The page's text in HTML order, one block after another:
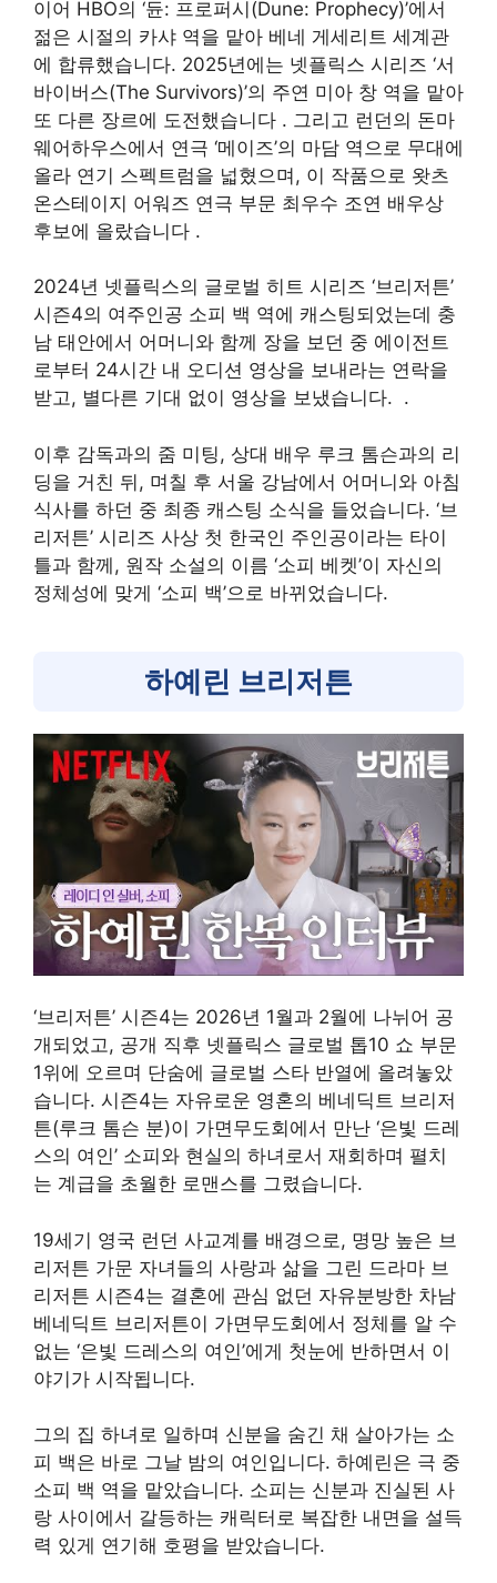
이어 HBO의 ‘듄: 프로퍼시(Dune: Prophecy)’에서
젊은 시절의 카샤 역을 맡아 베네 게세리트 세계관
에 합류했습니다. 2025년에는 넷플릭스 시리즈 ‘서
바이버스(The Survivors)’의 주연 미아 창 역을 맡아
또 다른 장르에 도전했습니다 . 그리고 런던의 돈마
웨어하우스에서 연극 ‘메이즈’의 마담 역으로 무대에
올라 연기 스펙트럼을 넓혔으며, 이 작품으로 왓츠
온스테이지 어워즈 연극 부문 최우수 조연 배우상
후보에 올랐습니다 .
2024년 넷플릭스의 글로벌 히트 시리즈 ‘브리저튼’
시즌4의 여주인공 소피 백 역에 캐스팅되었는데 충
남 태안에서 어머니와 함께 장을 보던 중 에이전트
로부터 24시간 내 오디션 영상을 보내라는 연락을
받고, 별다른 기대 없이 영상을 보냈습니다. .
이후 감독과의 줌 미팅, 상대 배우 루크 톰슨과의 리
딩을 거친 뒤, 며칠 후 서울 강남에서 어머니와 아침
식사를 하던 중 최종 캐스팅 소식을 들었습니다. ‘브
리저튼’ 시리즈 사상 첫 한국인 주인공이라는 타이
틀과 함께, 원작 소설의 이름 ‘소피 베켓’이 자신의
정체성에 맞게 ‘소피 백’으로 바뀌었습니다.
하예린 브리저튼
‘브리저튼’ 시즌4는 2026년 1월과 2월에 나뉘어 공
개되었고, 공개 직후 넷플릭스 글로벌 톱10 쇼 부문
1위에 오르며 단숨에 글로벌 스타 반열에 올려놓았
습니다. 시즌4는 자유로운 영혼의 베네딕트 브리저
튼(루크 톰슨 분)이 가면무도회에서 만난 ‘은빛 드레
스의 여인’ 소피와 현실의 하녀로서 재회하며 펼치
는 계급을 초월한 로맨스를 그렸습니다.
19세기 영국 런던 사교계를 배경으로, 명망 높은 브
리저튼 가문 자녀들의 사랑과 삶을 그린 드라마 브
리저튼 시즌4는 결혼에 관심 없던 자유분방한 차남
베네딕트 브리저튼이 가면무도회에서 정체를 알 수
없는 ‘은빛 드레스의 여인’에게 첫눈에 반하면서 이
야기가 시작됩니다.
그의 집 하녀로 일하며 신분을 숨긴 채 살아가는 소
피 백은 바로 그날 밤의 여인입니다. 하예린은 극 중
소피 백 역을 맡았습니다. 소피는 신분과 진실된 사
랑 사이에서 갈등하는 캐릭터로 복잡한 내면을 설득
력 있게 연기해 호평을 받았습니다.